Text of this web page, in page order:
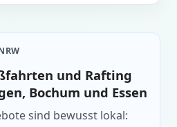
und Rafting
Bochum und Essen
sind bewusst lokal: